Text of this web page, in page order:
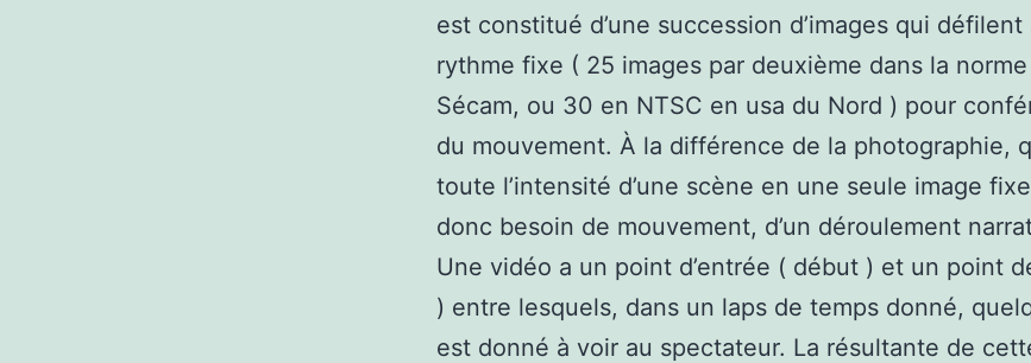
est constitué d’une succession d’images qui défilent
rythme fixe ( 25 images par deuxième dans la
Sécam, ou 30 en NTSC en usa du Nord ) pour
du mouvement. À la différence de la photographie,
toute l’intensité d’une scène en une seule image
donc besoin de mouvement, d’un déroulement
Une vidéo a un point d’entrée ( début ) et un point
) entre lesquels, dans un laps de temps donné,
est donné à voir au spectateur. La résultante de